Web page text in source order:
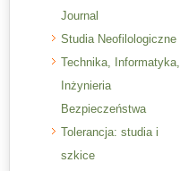
Journal
Studia Neofilologiczne
Technika, Informatyka,
Inżynieria
Bezpieczeństwa
Tolerancja: studia i
szkice